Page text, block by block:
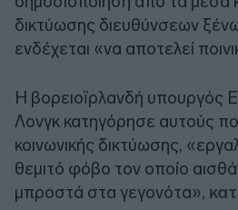
δικτύωσης διευθύνσεων
ενδέχεται «να αποτελεί
Η βορειοϊρλανδή υπουργός
Λονγκ κατηγόρησε αυτούς
κοινωνικής δικτύωσης,
θεμιτό φόβο τον οποίο
μπροστά στα γεγονότα»,